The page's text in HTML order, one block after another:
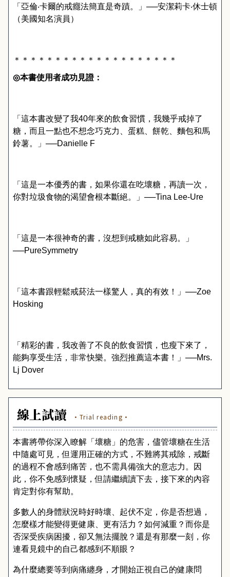
「亞倫‧卡爾的戒癮法簡直是奇蹟。」──安潔莉卡‧休士頓
（美國知名演員）
＊＊＊＊＊＊＊＊＊＊＊＊＊＊＊＊＊＊＊＊
◎本書使用者成功見證：
「這本書改變了我40年來的飲食習慣，我幾乎戒掉了
糖，而且一點也不想念巧克力、蛋糕、餅乾、麵包和馬
鈴薯。」──Danielle F
「這是一本優秀的書，如果你還在吃壞糖，再讀一次，
你對垃圾食物的渴望會根本斷絕。」──Tina Lee-Ure
「這是一本很神奇的書，沒想到戒糖如此容易。」
──PureSymmetry
「這本書跟輕鬆戒菸法一樣驚人，真的有效！」──Zoe
Hosking
「 精彩的書，我改善了不良的飲食習慣，也瘦下來了，
能夠享受生活，非常快樂。強烈推薦這本書！」──Mrs.
Lj Dover
線上試讀 ·Trial reading·
本書將帶你深入瞭解「壞糖」的危害，儘管壞糖在生活
中隨處可見，但運用正確的方式，不難將其戒除，戒斷
的過程不會感到痛苦，也不需具備強大的意志力。因
此，你不免感到懷疑，但請繼續讀下去，接下來的內容
肯定對你有幫助。
多數人的身體狀況時好時壞、起伏不定，你是否想過，
怎麼樣才能變得更健康、更有活力？如何減重？而你是
否深受疾病困擾，卻又無法擺脫？還是有那麼一刻，你
連看見鏡中的自己都感到不順眼？
為什麼總要等到病痛纏身，才開始正視自己的健康問